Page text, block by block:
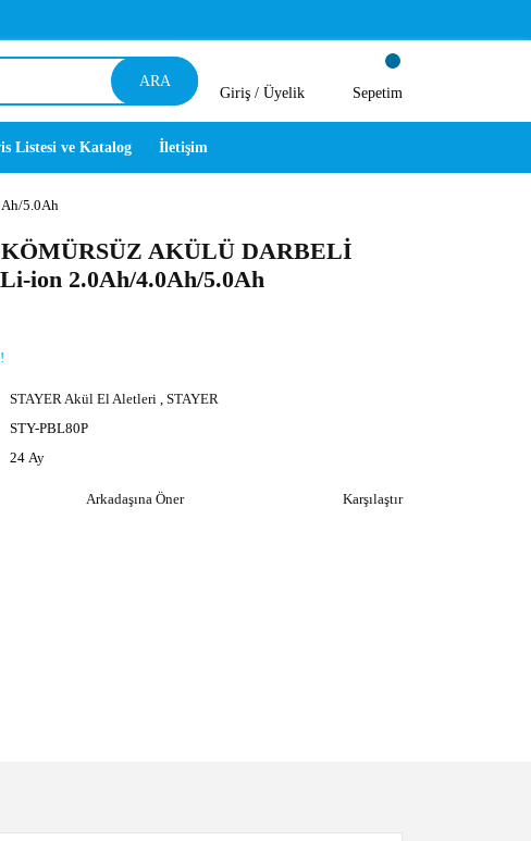
ARA
Giriş / Üyelik Sepetim
Listesi ve Katalog İletişim
5.0Ah
KÖMÜRSÜZ AKÜLÜ DARBELİ
ion 2.0Ah/4.0Ah/5.0Ah
STAYER Akül El Aletleri ,STAYER
STY-PBL80P
24 Ay
Arkadaşına Öner Karşılaştır